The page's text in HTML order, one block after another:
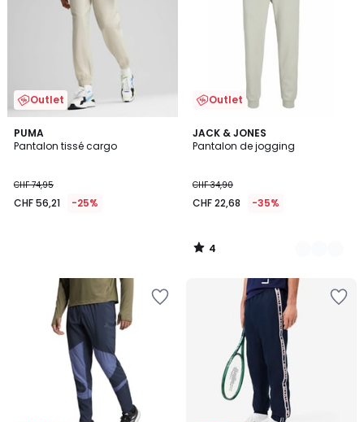
Outlet
PUMA
Pantalon tissé cargo
CHF 74,95
CHF 56,21 -25%
Outlet
JACK & JONES
Pantalon de jogging
CHF 34,90
CHF 22,68 -35%
4
/
2
Couleurs
4
/